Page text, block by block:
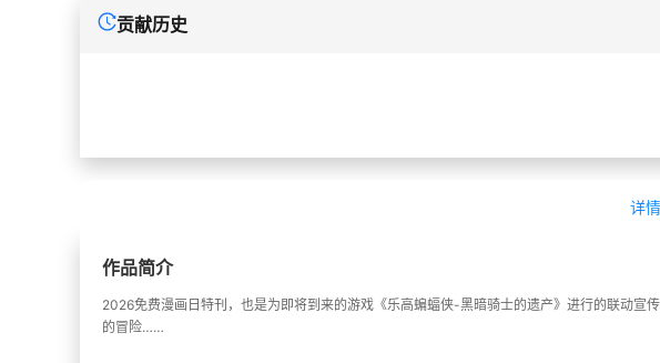
贡献历史
详情
作品简介
2026免费漫画日特刊，也是为即将到来的游戏《乐高蝙蝠侠-黑暗骑士的遗产》进行的联动
的冒险……